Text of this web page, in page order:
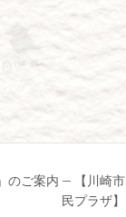
のご案内 – 【川崎市
民プラザ】